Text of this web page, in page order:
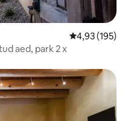
Keskmine
4,93 (195)
aed, park 2 x